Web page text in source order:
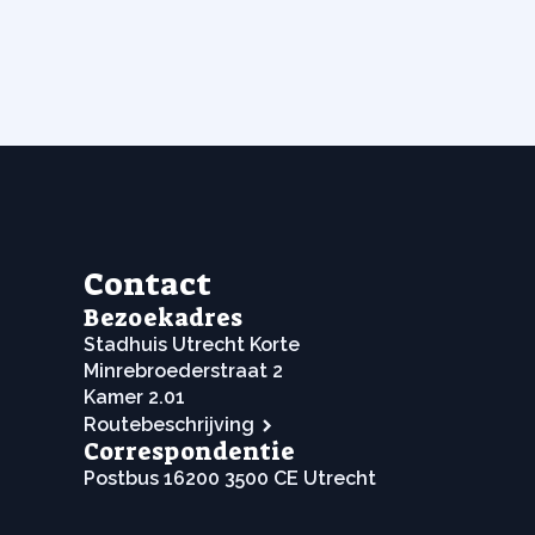
Contact
Bezoekadres
Stadhuis Utrecht Korte
Minrebroederstraat 2
Kamer 2.01
Routebeschrijving
Correspondentie
Postbus 16200 3500 CE Utrecht